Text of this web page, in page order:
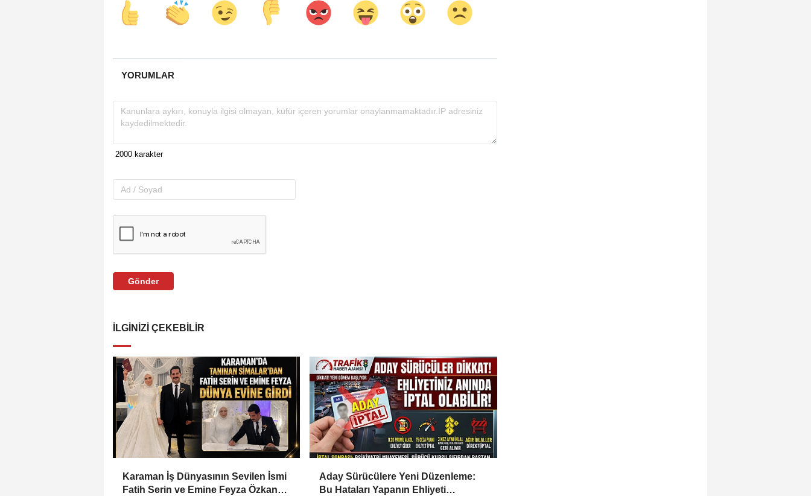
YORUMLAR
Gönder
İLGINIZI ÇEKEBILIR
Karaman İş Dünyasının Sevilen İsmi
Fatih Serin ve Emine Feyza Özkan
Aday Sürücülere Yeni Düzenleme:
Bu Hataları Yapanın Ehliyeti